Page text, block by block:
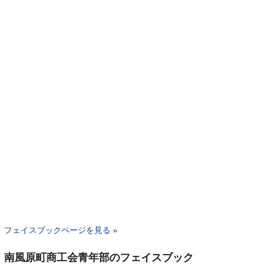
フェイスブックページを見る »
南風原町商工会青年部のフェイスブック